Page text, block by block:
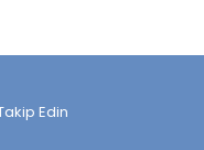
Edin